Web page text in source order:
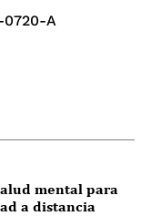
0720-A
mental para
a distancia